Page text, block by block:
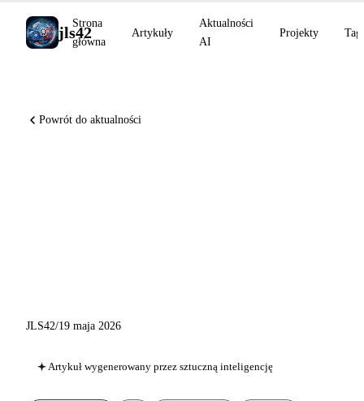
jls42
Strona
główna
Artykuły
Aktualności
AI
Projekty Tagi
Powrót do aktualności
JLS42/19 maja 2026
Artykuł wygenerowany przez sztuczną inteligencję